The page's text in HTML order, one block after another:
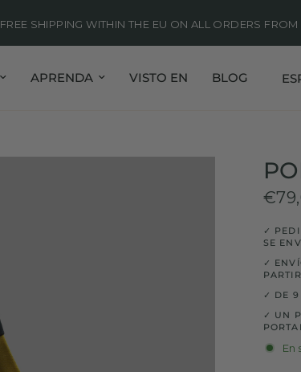
FREE SHIPPING WITHIN THE EU ON ALL ORDERS
APRENDA VISTO EN BLOG
✓
SE
✓
✓ DE 9
✓ UN
En